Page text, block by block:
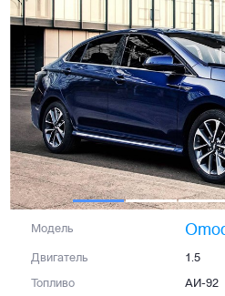
Модель
Двигатель 1.5
Топливо АИ-92